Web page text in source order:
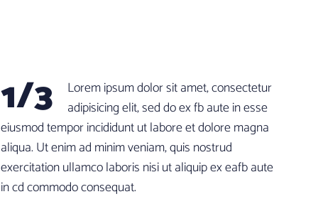
1/3
Lorem ipsum dolor sit amet, consectetur
adipisicing elit, sed do ex fb aute in esse
eiusmod tempor incididunt ut labore et dolore magna
aliqua. Ut enim ad minim veniam, quis nostrud
exercitation ullamco laboris nisi ut aliquip ex eafb aute
in cd commodo consequat.